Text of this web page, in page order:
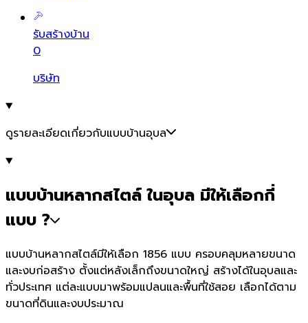
รับสร้างบ้าน
0
บริษัท
ดูรายละเอียดเกี่ยวกับแบบบ้านอุบล
แบบบ้านหลากสไตล์ ในอุบล มีให้เลือกกี่
แบบ ?
แบบบ้านหลากสไตล์มีให้เลือก 1856 แบบ ครอบคลุมหลายขนาด
และงบก่อสร้าง ตั้งแต่หลังเล็กถึงขนาดใหญ่ สร้างได้ในอุบลและ
ทั่วประเทศ แต่ละแบบมาพร้อมแปลนและพื้นที่ใช้สอย เลือกได้ตาม
ขนาดที่ดินและงบประมาณ